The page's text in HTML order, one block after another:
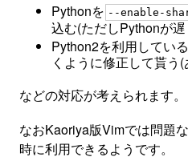
Pythonを --enable-
込む(ただしPythonが
Python2を利用してい
くように修正して貰う
などの対応が考えられます。
なおKaoriya版Vimでは問題
時に利用できるようです。